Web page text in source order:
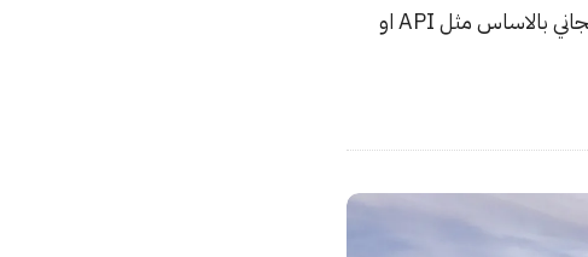
ماسك في تويتر اصبح عندها جرأة اكبر في فرض رسوم على خدمات اضافية، بعضها كان مجاني بالاساس مثل API او